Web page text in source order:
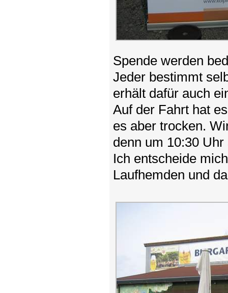
Spende werden
Jeder bestimmt
erhält dafür auch
Auf der Fahrt hat
es aber trocken.
denn um 10:30
Ich entscheide
Laufhemden und